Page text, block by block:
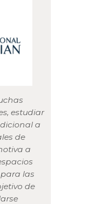
estudiar
a
de
a
las
de